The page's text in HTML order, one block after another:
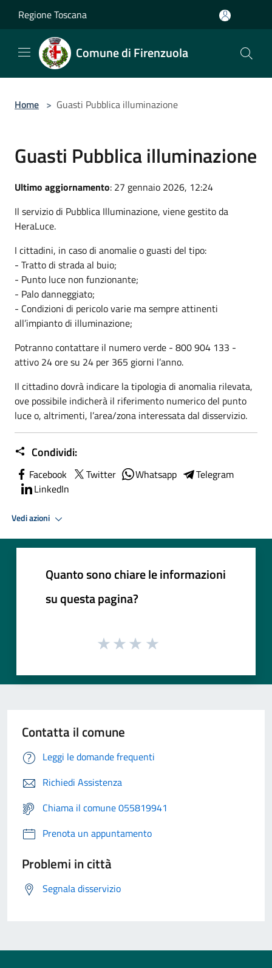
Regione Toscana
Comune di Firenzuola
Home > Guasti Pubblica illuminazione
Guasti Pubblica illuminazione
Ultimo aggiornamento: 27 gennaio 2026, 12:24
Il servizio di Pubblica Illuminazione, viene gestito da
HeraLuce.
I cittadini, in caso di anomalie o guasti del tipo:
- Tratto di strada al buio;
- Punto luce non funzionante;
- Palo danneggiato;
- Condizioni di pericolo varie ma sempre attinenti
all’impianto di illuminazione;
Potranno contattare il numero verde - 800 904 133 -
attivo 24 ore su 24 per 365 giorni l’anno.
Il cittadino dovrà indicare la tipologia di anomalia rilevata,
ove possibile indicherà il riferimento numerico del punto
luce o, altrimenti, l’area/zona interessata dal disservizio.
Condividi:
Facebook Twitter Whatsapp
Telegram
LinkedIn
Vedi azioni
Quanto sono chiare le informazioni
su questa pagina?
Contatta il comune
Leggi le domande frequenti
Richiedi Assistenza
Chiama il comune 055819941
Prenota un appuntamento
Problemi in città
Segnala disservizio